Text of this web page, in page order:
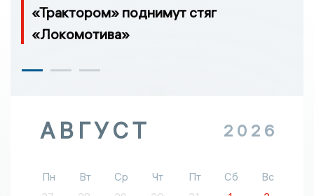
«Трактором» поднимут стяг
«Локомотива»
АВГУСТ 2026
Пн Вт Ср Чт Пт Сб
Вс